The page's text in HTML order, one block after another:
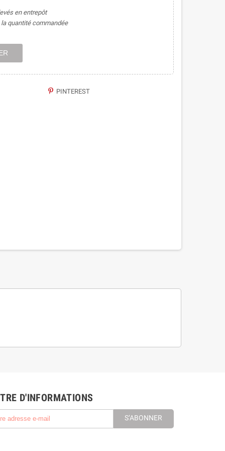
en entrepôt
quantité commandée
PINTEREST
D'INFORMATIONS
S’ABONNER